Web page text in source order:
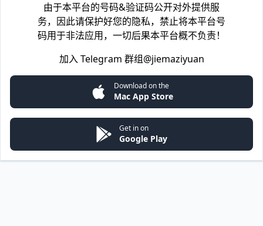
由于本平台的号码&验证码公开对外提供服
务，因此请保护好您的隐私，禁止将本平台号
码用于非法应用，一切后果本平台概不负责！
加入 Telegram 群组@jiemaziyuan
Download on the
Mac App Store
Get in on
Google Play